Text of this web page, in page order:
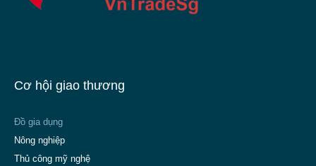
Cơ hội giao thương
Đồ gia dụng
Nông nghiệp
Thủ công mỹ nghệ